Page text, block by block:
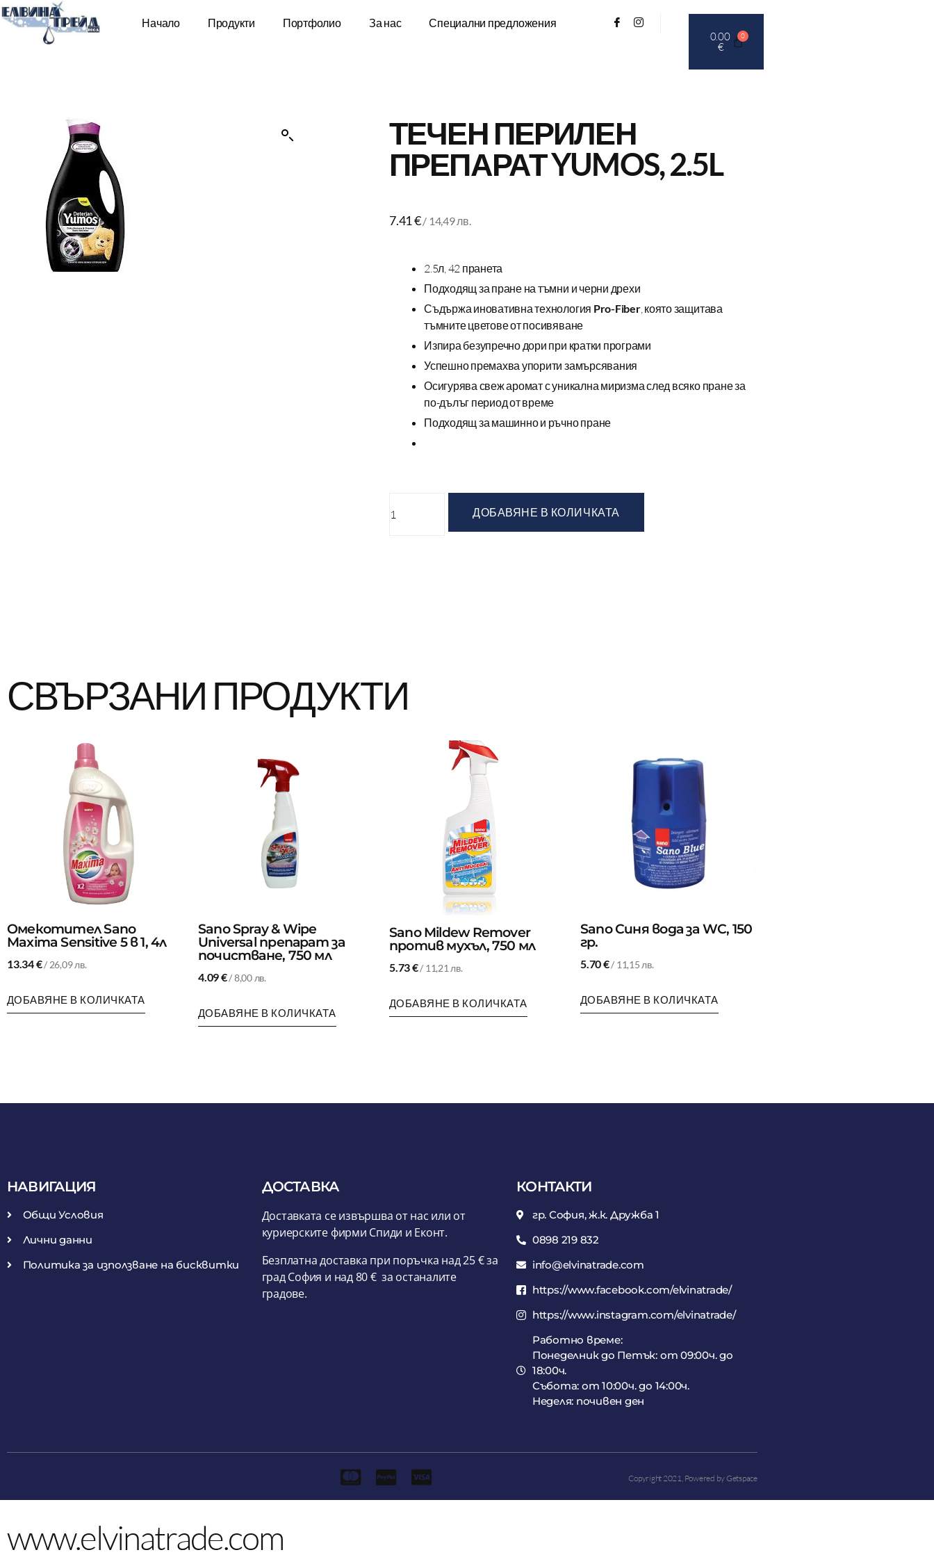
Начало Продукти Портфолио За нас
Специални предложения
0.00
€
0
ТЕЧЕН ПЕРИЛЕН
ПРЕПАРАТ YUMOS, 2.5L
7.41€/ 14,49 лв.
2.5л, 42 пранета
Подходящ за пране на тъмни и черни дрехи
Съдържа иновативна технология Pro-Fiber, която защитава
тъмните цветове от посивяване
Изпира безупречно дори при кратки програми
Успешно премахва упорити замърсявания
Осигурява свеж аромат с уникална миризма след всяко пране за
по-дълъг период от време
Подходящ за машинно и ръчно пране
ДОБАВЯНЕ В КОЛИЧКАТА
СВЪРЗАНИ ПРОДУКТИ
Омекотител Sano
Maxima Sensitive 5 в 1, 4л
13.34€/ 26,09 лв.
ДОБАВЯНЕ В КОЛИЧКАТА
Sano Spray & Wipe
Universal препарат за
почистване, 750 мл
4.09€/ 8,00 лв.
ДОБАВЯНЕ В КОЛИЧКАТА
Sano Mildew Remover
против мухъл, 750 мл
5.73€/ 11,21 лв.
ДОБАВЯНЕ В КОЛИЧКАТА
Sano Синя вода за WC, 150
гр.
5.70€/ 11,15 лв.
ДОБАВЯНЕ В КОЛИЧКАТА
НАВИГАЦИЯ
Общи Условия
Лични данни
Политика за използване на бисквитки
ДОСТАВКА
Доставката се извършва от нас или от
куриерските фирми Спиди и Еконт.
Безплатна доставка при поръчка над 25 € за
град София и над 80 € за останалите
градове.
КОНТАКТИ
гр. София, ж.к. Дружба 1
0898 219 832
info@elvinatrade.com
https://www.facebook.com/elvinatrade/
https://www.instagram.com/elvinatrade/
Работно време:
Понеделник до Петък: от 09:00ч. до
18:00ч.
Събота: от 10:00ч. до 14:00ч.
Неделя: почивен ден
Copyright 2021, Powered by Getspace
www.elvinatrade.com